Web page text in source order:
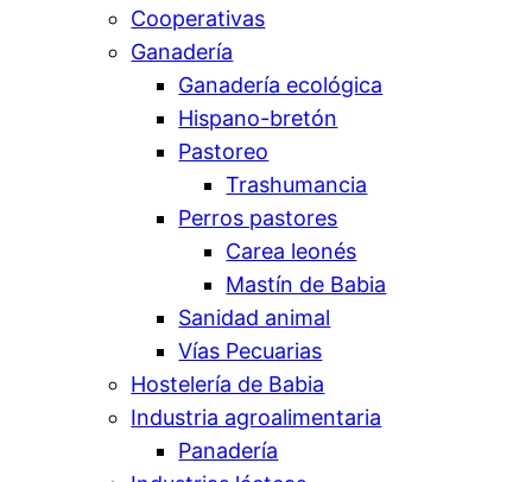
Cooperativas
Ganadería
Ganadería ecológica
Hispano-bretón
Pastoreo
Trashumancia
Perros pastores
Carea leonés
Mastín de Babia
Sanidad animal
Vías Pecuarias
Hostelería de Babia
Industria agroalimentaria
Panadería